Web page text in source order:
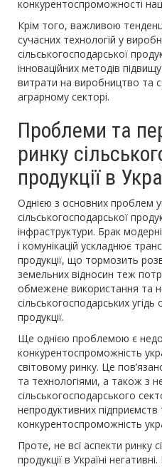
конкурентоспроможності
Крім того, важливою
сучасних технологій у
сільськогосподарської
інноваційних методів
витрати на виробництво та
аграрному секторі.
Проблеми та
ринку
продукції в
Однією з основних проблем
сільськогосподарської
інфраструктури. Брак
і комунікацій ускладнює
продукції, що тормозить
земельних відносин теж
обмежене використання та
сільськогосподарських
продукції.
Ще однією проблемою є
конкурентоспроможність
світовому ринку. Це
та технологіями, а також з
сільськогосподарського
непродуктивних
конкурентоспроможність
Проте, не всі аспекти ринку
продукції в Україні